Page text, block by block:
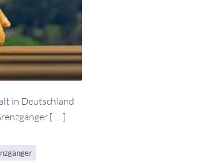
in Deutschland
[ … ]